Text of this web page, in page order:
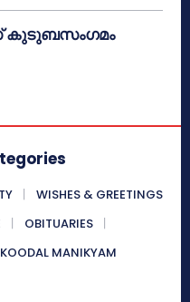
കുടുബസംഗമം
WISHES & GREETINGS
OBITUARIES
KOODAL MANIKYAM